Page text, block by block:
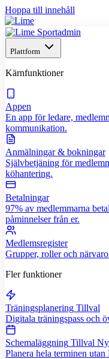
Hoppa till innehåll
Plattform
Kärnfunktioner
Appen
En app för ledare,
kommunikation.
Anmälningar & bokningar
Självbetjäning för
köhantering.
Betalningar
97% av medlemmarna
påminnelser från er.
Medlemsregister
Grupper, roller och
Fler funktioner
Träningsplanering Tillval
Digitala träningspass och
Schemaläggning Tillval
Planera hela terminen